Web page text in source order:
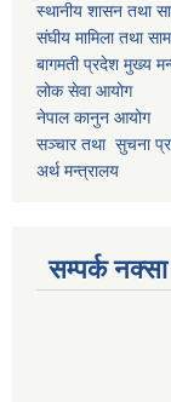
स्थानीय शासन तथा
संघीय मामिला तथा
बागमती प्रदेश मुख्य
लोक सेवा आयोग
नेपाल कानुन आयोग
सञ्चार तथा सुचना
अर्थ मन्त्रालय
सम्पर्क नक्सा